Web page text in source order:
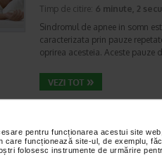
pentru funcționarea acestui site
care funcționează site-ul, de exemplu,
folosesc instrumente de urmărire
Timp de citire: 6 minute, 2
Sindromul de apnee in somn
caracterizata prin pauze
oprirea acesteia. Aceste pauze
recomandari
Boli ale sistemului respirator
Timp de citire: 6 minute, 47